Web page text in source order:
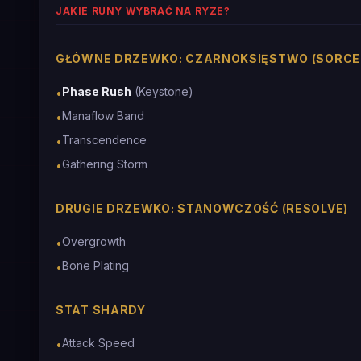
JAKIE RUNY WYBRAĆ NA RYZE?
GŁÓWNE DRZEWKO: CZARNOKSIĘSTWO
•Phase Rush (Keystone)
•Manaflow Band
•Transcendence
•Gathering Storm
DRUGIE DRZEWKO: STANOWCZOŚĆ (RESOLVE)
•Overgrowth
•Bone Plating
STAT SHARDY
•Attack Speed